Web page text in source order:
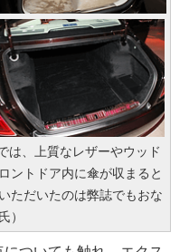
は、上質なレザーやウッド
ントドア内に傘が収まると
ただいたのは弊誌でもおな
）